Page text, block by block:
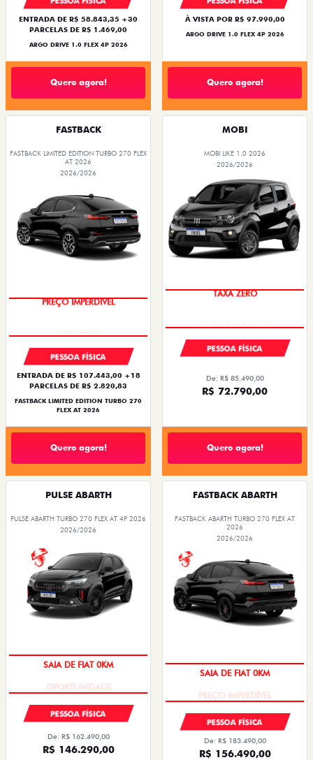
ENTRADA DE R$ 58.843,35 +30
PARCELAS DE R$ 1.469,00
ARGO DRIVE 1.0 FLEX 4P 2026
Quero agora!
À VISTA POR R$ 97.990,00
ARGO DRIVE 1.0 FLEX 4P 2026
Quero agora!
FASTBACK
FASTBACK LIMITED EDITION TURBO 270 FLEX
AT 2026
2026/2026
PREÇO IMPERDÍVEL
PESSOA FÍSICA
ENTRADA DE R$ 107.443,00 +18
PARCELAS DE R$ 2.820,83
FASTBACK LIMITED EDITION TURBO 270
FLEX AT 2026
Quero agora!
MOBI
MOBI LIKE 1.0 2026
2026/2026
TAXA ZERO
PESSOA FÍSICA
De: R$ 85.490,00
R$ 72.790,00
Quero agora!
PULSE ABARTH
PULSE ABARTH TURBO 270 FLEX AT 4P 2026
2026/2026
SAIA DE FIAT 0KM
PESSOA FÍSICA
De: R$ 162.490,00
R$ 146.290,00
FASTBACK ABARTH
FASTBACK ABARTH TURBO 270 FLEX AT
2026
2026/2026
SAIA DE FIAT 0KM
PESSOA FÍSICA
De: R$ 183.490,00
R$ 156.490,00